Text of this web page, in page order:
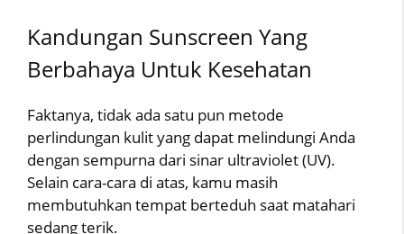
Kandungan Sunscreen Yang
Berbahaya Untuk Kesehatan
Faktanya, tidak ada satu pun metode
perlindungan kulit yang dapat melindungi Anda
dengan sempurna dari sinar ultraviolet (UV).
Selain cara-cara di atas, kamu masih
membutuhkan tempat berteduh saat matahari
sedang terik.